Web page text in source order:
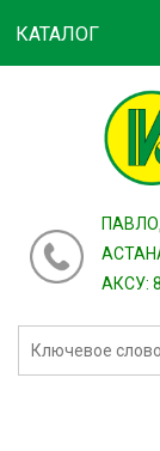
АКСУ:
КАТАЛОГ